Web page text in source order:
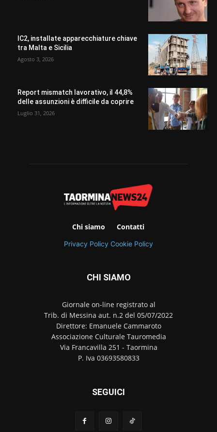
IC2, installate apparecchiature chiave
tra Malta e Sicilia
Agosto 3, 2026
Report mismatch lavorativo, il 44,8%
delle assunzioni è difficile da coprire
Luglio 31, 2026
Chi siamo Contatti
Privacy Policy Cookie Policy
CHI SIAMO
Giornale on-line registrato al
Trib. di Messina aut. n.2 del 05/07/2022
Direttore: Emanuele Cammaroto
Associazione Culturale Tauromedia
Via Francavilla 251 - Taormina
P. Iva 03693580833
SEGUICI